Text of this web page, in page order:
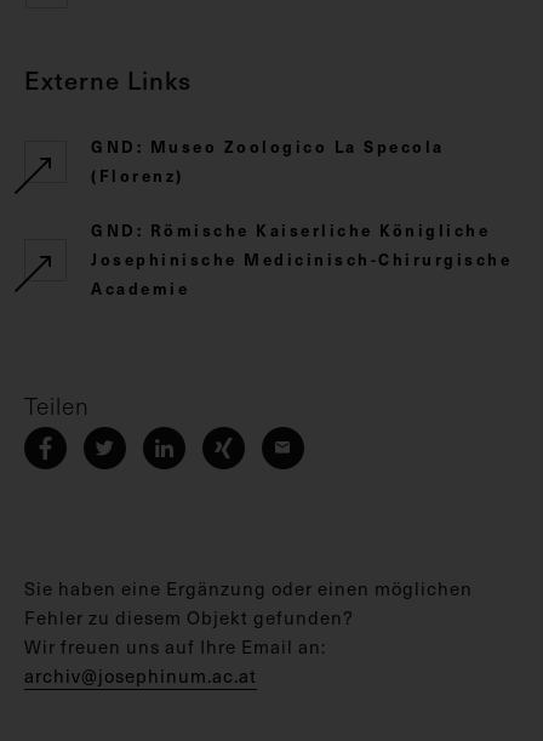
Externe Links
GND: Museo Zoologico La Specola
(Florenz)
GND: Römische Kaiserliche Königliche
Josephinische Medicinisch-Chirurgische
Academie
Teilen
Sie haben eine Ergänzung oder einen möglichen
Fehler zu diesem Objekt gefunden?
Wir freuen uns auf Ihre Email an:
archiv@josephinum.ac.at